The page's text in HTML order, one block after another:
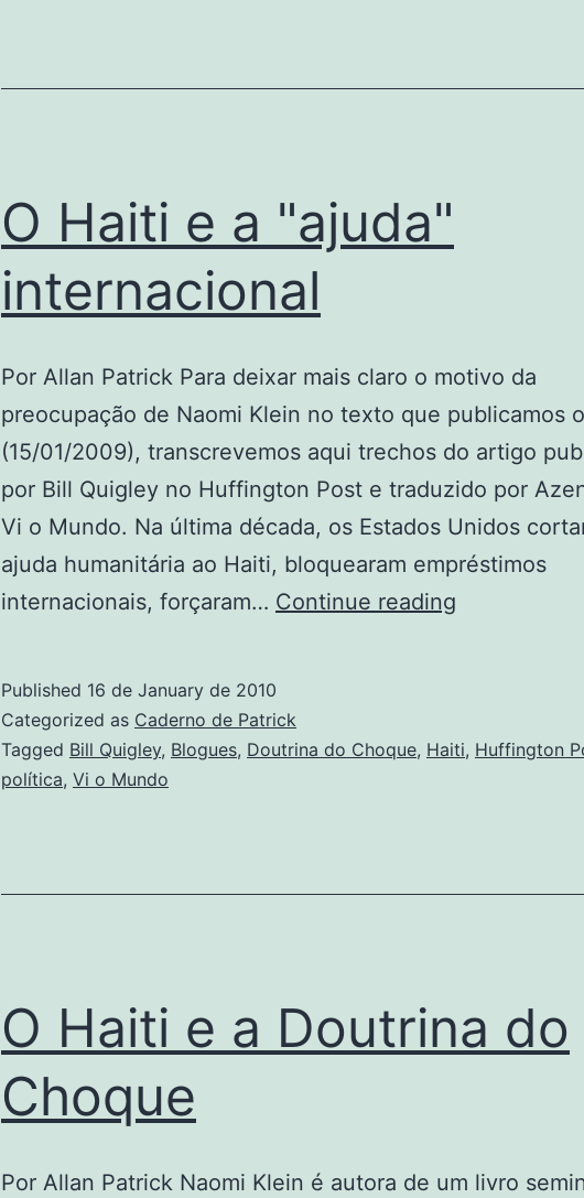
O Haiti e a "ajuda"
internacional
Por Allan Patrick Para deixar mais claro o motivo da
preocupação de Naomi Klein no texto que publicamos
(15/01/2009), transcrevemos aqui trechos do artigo
por Bill Quigley no Huffington Post e traduzido por
Vi o Mundo. Na última década, os Estados Unidos
ajuda humanitária ao Haiti, bloquearam empréstimos
internacionais, forçaram… Continue reading
"ajuda"
Published 16 de January de 2010
Categorized as Caderno de Patrick
Tagged Bill Quigley, Blogues, Doutrina do Choque, Haiti, Huffington
política, Vi o Mundo
O Haiti e a Doutrina do
Choque
Por Allan Patrick Naomi Klein é autora de um livro